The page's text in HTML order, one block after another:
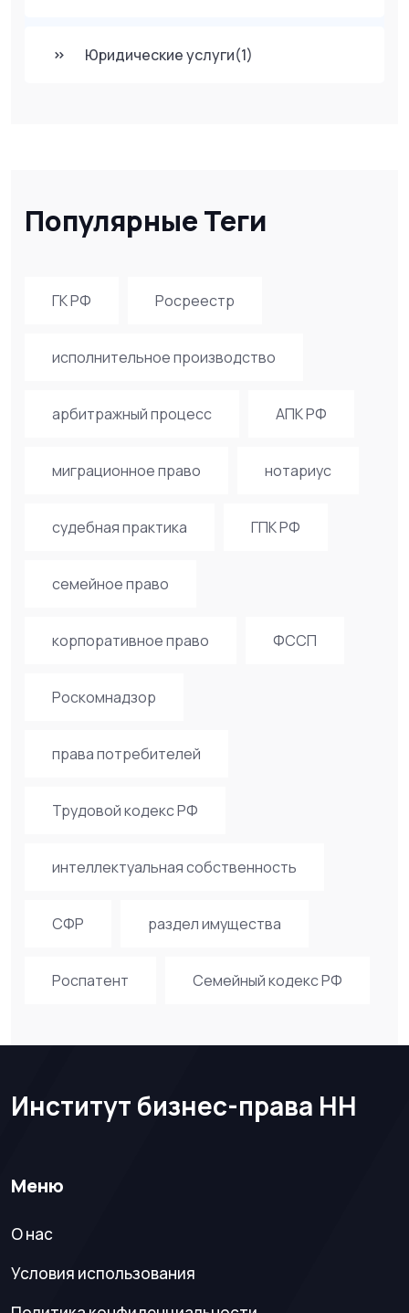
Юридические услуги(1)
Популярные Теги
ГК РФ Росреестр
исполнительное производство
арбитражный процесс АПК РФ
миграционное право нотариус
судебная практика ГПК РФ
семейное право
корпоративное право ФССП
Роскомнадзор
права потребителей
Трудовой кодекс РФ
интеллектуальная собственность
СФР раздел имущества
Роспатент Семейный кодекс РФ
Институт бизнес-права НН
Меню
О нас
Условия использования